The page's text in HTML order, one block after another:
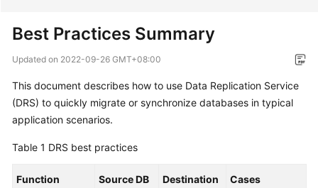
New
Overview
Service
Best Practices Summary
Updated on 2022-09-26 GMT+08:00
This document describes how to use Data Replication Service
(DRS) to quickly migrate or synchronize databases in typical
application scenarios.
Table 1 DRS best practices
Function
Source DB
Destination
Cases